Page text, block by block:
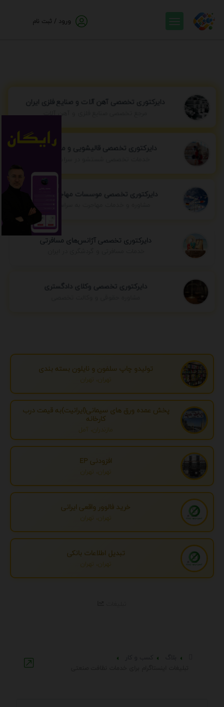
ورود / ثبت نام
دایرکتوری تخصصی آهن آلات و صنایع فلزی ایران
مرجع تخصصی صنایع فلزی و آهن آلات
دایرکتوری تخصصی قالیشویی و مبل شویی
دایرکتوری تخصصی موسسات مهاجرتی ایران
مشاوره و خدمات مهاجرت به سراسر جهان
دایرکتوری تخصصی آژانس‌های مسافرتی
دایرکتوری تخصصی وکلای دادگستری
تولیدو چاپ سلفون و نایلون بسته بندی
تهران، تهران
پخش عمده ورق های سیمانی(ایرانیت)به قیمت درب
کارخانه
مازندران، آمل
افزودنی EP
تهران، تهران
خرید فالوور واقعی ایرانی
تهران، تهران
تبدیل اطلاعات بانکی
تهران، تهران